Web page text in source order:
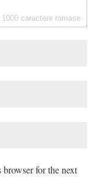
1000 caractere ramase
for the next